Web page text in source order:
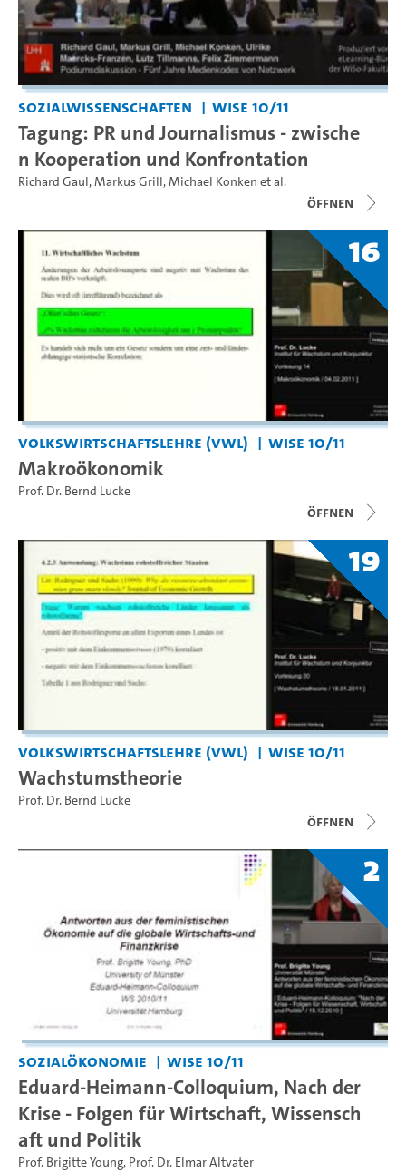
Sozialwissenschaften WiSe 10/11
Tagung: PR und Journalismus - zwische
n Kooperation und Konfrontation
Richard Gaul,Markus Grill,Michael Konken et al.
Öffnen
16
Volkswirtschaftslehre (VWL) WiSe 10/11
Makroökonomik
Prof. Dr. Bernd Lucke
Öffnen
19
Volkswirtschaftslehre (VWL) WiSe 10/11
Wachstumstheorie
Prof. Dr. Bernd Lucke
Öffnen
2
Sozialökonomie WiSe 10/11
Eduard-Heimann-Colloquium, Nach der
Krise - Folgen für Wirtschaft, Wissensch
aft und Politik
Prof. Brigitte Young, Prof. Dr. Elmar Altvater